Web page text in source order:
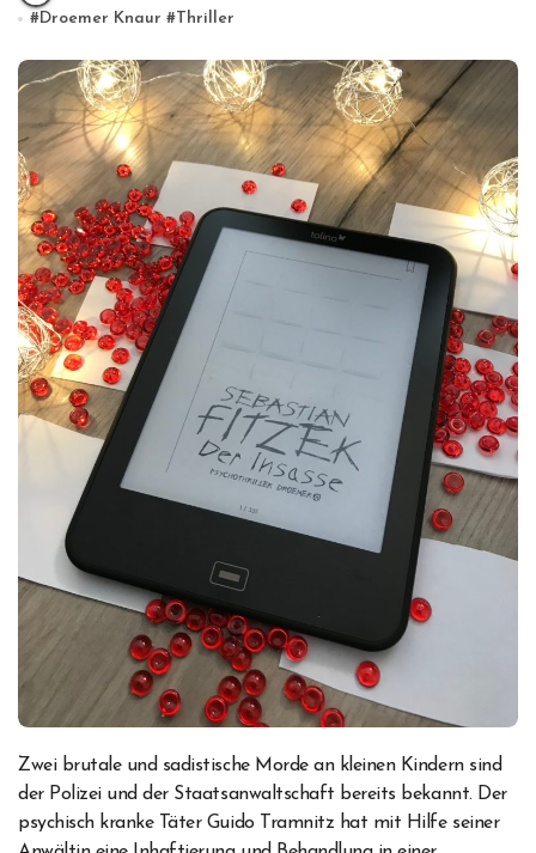
#Droemer Knaur #Thriller
Zwei brutale und sadistische Morde an kleinen Kindern sind
der Polizei und der Staatsanwaltschaft bereits bekannt. Der
psychisch kranke Täter Guido Tramnitz hat mit Hilfe seiner